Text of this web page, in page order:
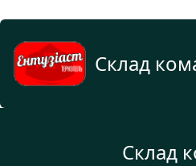
Склад
Склад